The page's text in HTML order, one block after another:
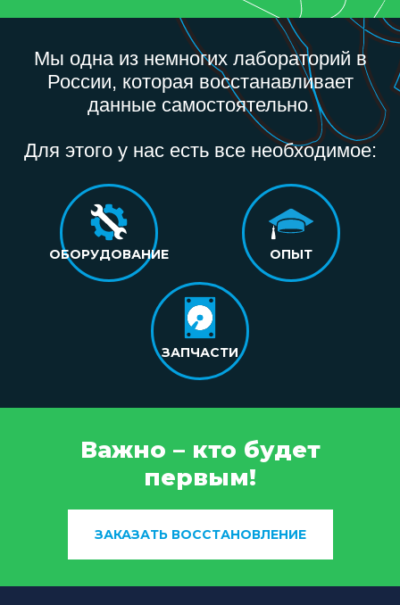
Мы одна из немногих лабораторий в
России, которая восстанавливает
данные самостоятельно.
Для этого у нас есть все необходимое:
ОБОРУДОВАНИЕ ОПЫТ
ЗАПЧАСТИ
Важно – кто будет
первым!
ЗАКАЗАТЬ ВОССТАНОВЛЕНИЕ